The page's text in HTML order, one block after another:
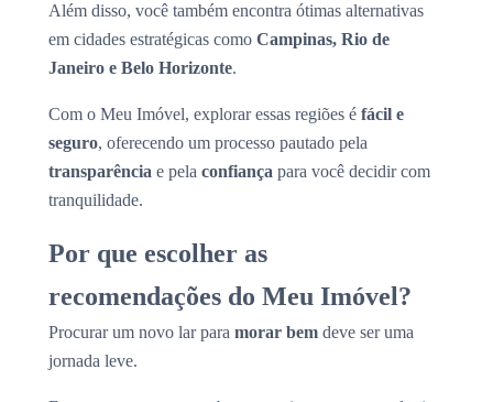
Além disso, você também encontra ótimas alternativas
em cidades estratégicas como Campinas, Rio de
Janeiro e Belo Horizonte.
Com o Meu Imóvel, explorar essas regiões é fácil e
seguro, oferecendo um processo pautado pela
transparência e pela confiança para você decidir com
tranquilidade.
Por que escolher as
recomendações do Meu Imóvel?
Procurar um novo lar para morar bem deve ser uma
jornada leve.